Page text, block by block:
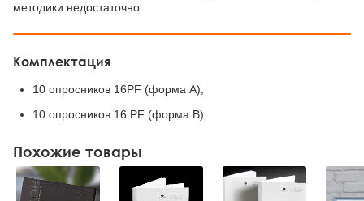
методики недостаточно.
Комплектация
10 опросников 16PF (форма А);
10 опросников 16 PF (форма B).
Похожие товары